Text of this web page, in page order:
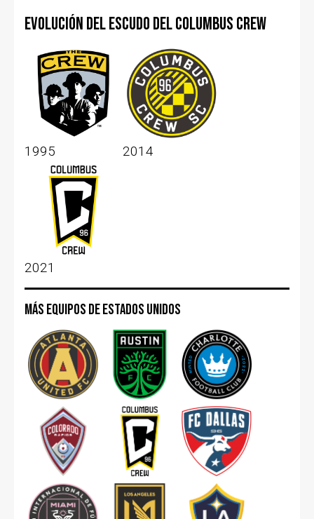
Evolución del escudo del Columbus Crew
1995 2014
2021
Más equipos de Estados Unidos